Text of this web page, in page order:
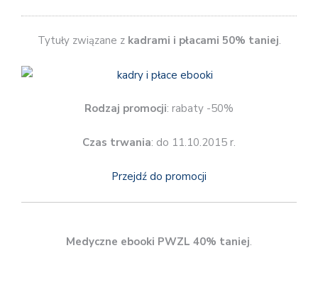
Tytuły związane z kadrami i płacami 50% taniej.
Rodzaj promocji: rabaty -50%
Czas trwania: do 11.10.2015 r.
Przejdź do promocji
Medyczne ebooki PWZL 40% taniej.